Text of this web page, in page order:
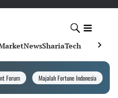
NewsShariaTech
Forum Majalah Fortune Indonesia